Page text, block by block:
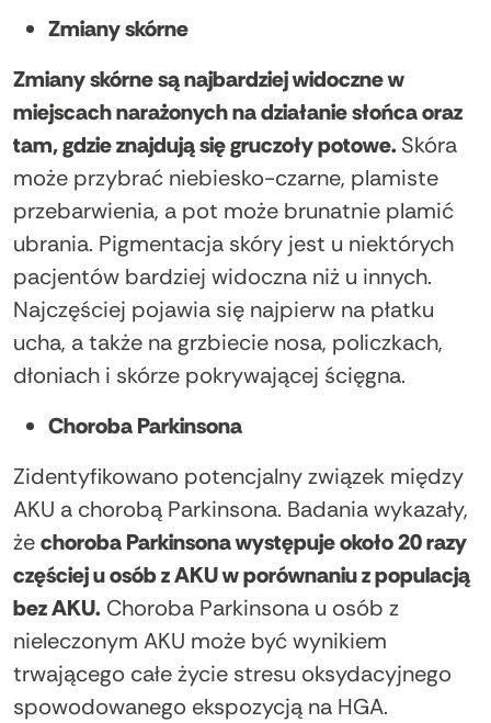
Zmiany skórne
Zmiany skórne są najbardziej widoczne w
miejscach narażonych na działanie słońca oraz
tam, gdzie znajdują się gruczoły potowe.Skóra
może przybrać niebiesko-czarne, plamiste
przebarwienia, a pot może brunatnie plamić
ubrania. Pigmentacja skóry jest u niektórych
pacjentów bardziej widoczna niż u innych.
Najczęściej pojawia się najpierw na płatku
ucha, a także na grzbiecie nosa, policzkach,
dłoniach i skórze pokrywającej ścięgna.
Choroba Parkinsona
Zidentyfikowano potencjalny związek między
AKU a chorobą Parkinsona. Badania wykazały,
żechoroba Parkinsona występuje około 20 razy
częściej u osób z AKU w porównaniu z populacją
bez AKU. Choroba Parkinsona u osób z
nieleczonym AKU może być wynikiem
trwającego całe życie stresu oksydacyjnego
spowodowanego ekspozycją na HGA.